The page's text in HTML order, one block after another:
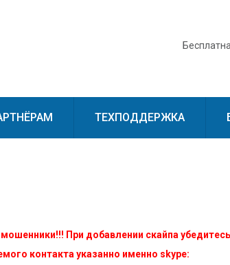
ТЕХПОДДЕРЖКА
При добавлении скайпа
контакта указанно именно skype: